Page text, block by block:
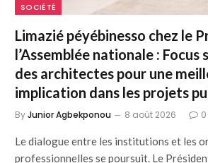
SOCIÉTÉ
Limazié péyébinesso chez le
l’Assemblée nationale : Focus
des architectes pour une
implication dans les projets
ByJunior Agbekponou 8 août 2026 0
Le dialogue entre les institutions et les
professionnelles se poursuit. Le Président